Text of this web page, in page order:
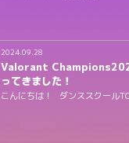
2024.09.28
Valorant
ってきました！
こんにちは！ ダンススクール